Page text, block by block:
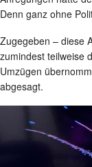
Denn ganz ohne
Zugegeben – diese
zumindest teilweise
Umzügen
abgesagt.